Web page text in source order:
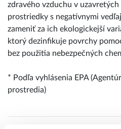
zdravého vzduchu v
prostriedky s negatívnymi
zameniť za ich ekologickejší
ktorý dezinfikuje povrchy
bez použitia nebezpečných
* Podľa vyhlásenia EPA
prostredia)